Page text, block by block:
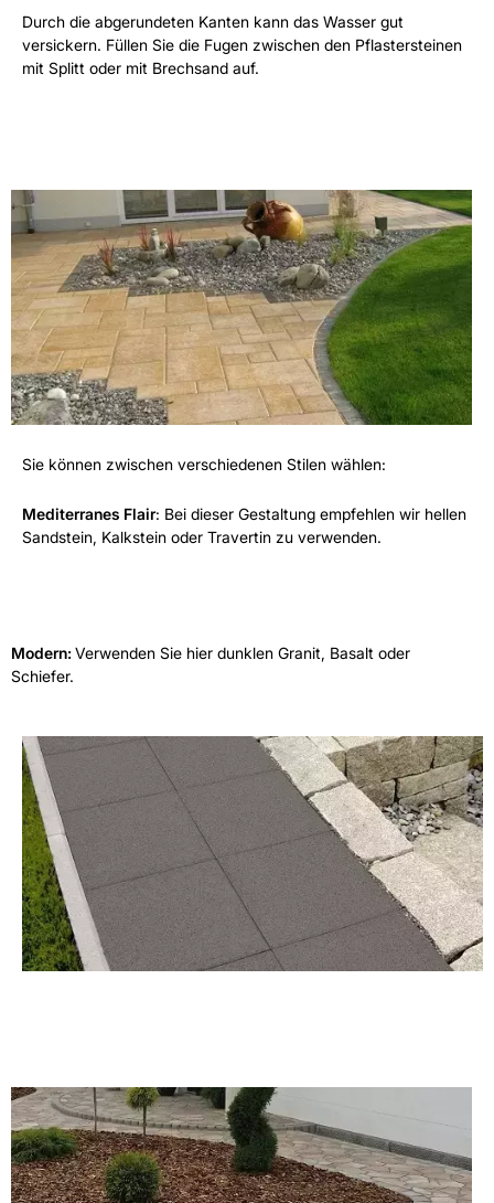
Durch die abgerundeten Kanten kann das Wasser gut
versickern. Füllen Sie die Fugen zwischen den Pflastersteinen
mit Splitt oder mit Brechsand auf.
Sie können zwischen verschiedenen Stilen wählen:
Mediterranes Flair: Bei dieser Gestaltung empfehlen wir hellen
Sandstein, Kalkstein oder Travertin zu verwenden.
Modern: Verwenden Sie hier dunklen Granit, Basalt oder
Schiefer.